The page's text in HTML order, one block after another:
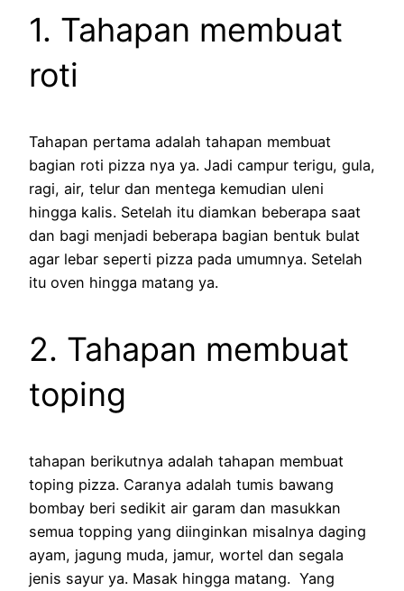
1. Tahapan membuat
roti
Tahapan pertama adalah tahapan membuat
bagian roti pizza nya ya. Jadi campur terigu, gula,
ragi, air, telur dan mentega kemudian uleni
hingga kalis. Setelah itu diamkan beberapa saat
dan bagi menjadi beberapa bagian bentuk bulat
agar lebar seperti pizza pada umumnya. Setelah
itu oven hingga matang ya.
2. Tahapan membuat
toping
tahapan berikutnya adalah tahapan membuat
toping pizza. Caranya adalah tumis bawang
bombay beri sedikit air garam dan masukkan
semua topping yang diinginkan misalnya daging
ayam, jagung muda, jamur, wortel dan segala
jenis sayur ya. Masak hingga matang. Yang